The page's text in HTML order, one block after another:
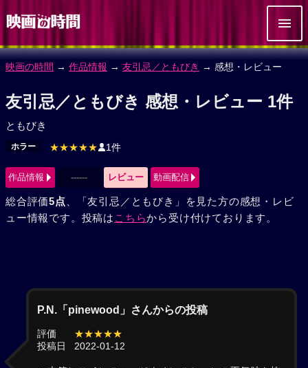
映画の時間 → 作品情報 → 友引忌／ともびき → 感想・レビュー
友引忌／ともびき 感想・レビュー 1件
ともびき
ホラー ★★★★★ 1件
作品情報 ------ レビュー 動画配信
総合評価5点 、「友引忌／ともびき」を見た方の感想・レビ
ュー情報です。投稿は こちらから受け付けております。
P.N.「pinewood」さんからの投稿
評価
★★★★★
投稿日
2022-01-12